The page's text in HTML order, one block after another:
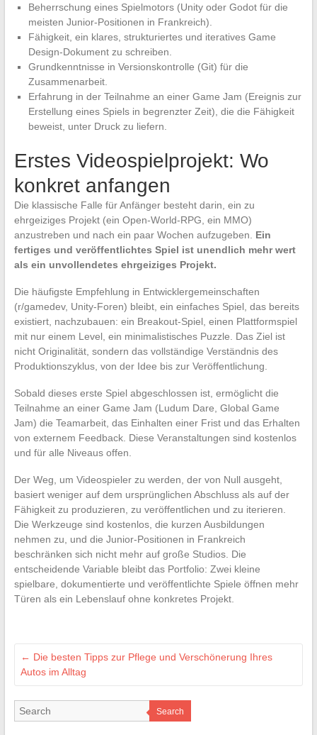
Beherrschung eines Spielmotors (Unity oder Godot für die
meisten Junior-Positionen in Frankreich).
Fähigkeit, ein klares, strukturiertes und iteratives Game
Design-Dokument zu schreiben.
Grundkenntnisse in Versionskontrolle (Git) für die
Zusammenarbeit.
Erfahrung in der Teilnahme an einer Game Jam (Ereignis zur
Erstellung eines Spiels in begrenzter Zeit), die die Fähigkeit
beweist, unter Druck zu liefern.
Erstes Videospielprojekt: Wo
konkret anfangen
Die klassische Falle für Anfänger besteht darin, ein zu
ehrgeiziges Projekt (ein Open-World-RPG, ein MMO)
anzustreben und nach ein paar Wochen aufzugeben. Ein
fertiges und veröffentlichtes Spiel ist unendlich mehr wert
als ein unvollendetes ehrgeiziges Projekt.
Die häufigste Empfehlung in Entwicklergemeinschaften
(r/gamedev, Unity-Foren) bleibt, ein einfaches Spiel, das bereits
existiert, nachzubauen: ein Breakout-Spiel, einen Plattformspiel
mit nur einem Level, ein minimalistisches Puzzle. Das Ziel ist
nicht Originalität, sondern das vollständige Verständnis des
Produktionszyklus, von der Idee bis zur Veröffentlichung.
Sobald dieses erste Spiel abgeschlossen ist, ermöglicht die
Teilnahme an einer Game Jam (Ludum Dare, Global Game
Jam) die Teamarbeit, das Einhalten einer Frist und das Erhalten
von externem Feedback. Diese Veranstaltungen sind kostenlos
und für alle Niveaus offen.
Der Weg, um Videospieler zu werden, der von Null ausgeht,
basiert weniger auf dem ursprünglichen Abschluss als auf der
Fähigkeit zu produzieren, zu veröffentlichen und zu iterieren.
Die Werkzeuge sind kostenlos, die kurzen Ausbildungen
nehmen zu, und die Junior-Positionen in Frankreich
beschränken sich nicht mehr auf große Studios. Die
entscheidende Variable bleibt das Portfolio: Zwei kleine
spielbare, dokumentierte und veröffentlichte Spiele öffnen mehr
Türen als ein Lebenslauf ohne konkretes Projekt.
← Die besten Tipps zur Pflege und Verschönerung Ihres
Autos im Alltag
Search